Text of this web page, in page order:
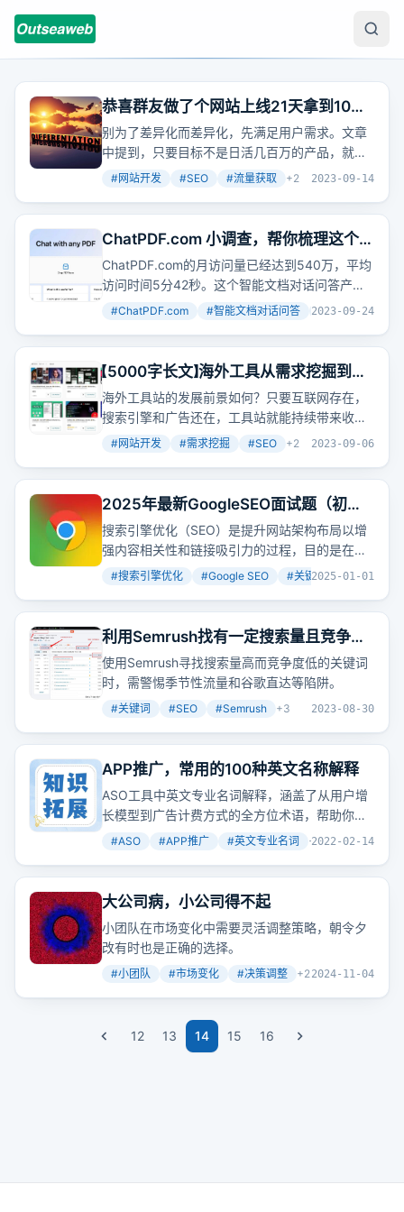
恭喜群友做了个网站上线21天拿到10万
日PV，又花了13天变成了20万日PV
别为了差异化而差异化，先满足用户需求。文章
中提到，只要目标不是日活几百万的产品，就无
需刻意追求差异化。用户需求明确，通过搜索词
#网站开发 #SEO #流量获取 +2 2023-09-14
ChatPDF.com 小调查，帮你梳理这个月
访问量540万的AI产品是如何爆火的
ChatPDF.com的月访问量已经达到540万，平均
访问时间5分42秒。这个智能文档对话问答产品
是如何在短短几个月内实现爆火的？文章通过梳
密。
#ChatPDF.com #智能文档对话问答 #流量分析
2023-09-24
【5000字长文】海外工具从需求挖掘到网
站制作全流程让你一篇文章学会
海外工具站的发展前景如何？只要互联网存在，
搜索引擎和广告还在，工具站就能持续带来收
益。关键在于提供真正有用的工具，让用户自发
得用户的青睐。
#网站开发 #需求挖掘 #SEO +2 2023-09-06
2025年最新GoogleSEO面试题（初级
版），你面试一定能用到！
搜索引擎优化（SEO）是提升网站架构布局以增
强内容相关性和链接吸引力的过程，目的是在搜
索引擎中获得更高排名。这种技术帮助企业在不
名，吸引最有价值的访问者。
#搜索引擎优化 #Google SEO #关键词研究 +2
2025-01-01
利用Semrush找有一定搜索量且竞争小
的关键词时容易遇到的一些陷阱
使用Semrush寻找搜索量高而竞争度低的关键词
时，需警惕季节性流量和谷歌直达等陷阱。
#关键词 #SEO #Semrush +3 2023-08-30
APP推广，常用的100种英文名称解释
ASO工具中英文专业名词解释，涵盖了从用户增
长模型到广告计费方式的全方位术语，帮助你在
推广APP时更加得心应手。
#ASO #APP推广 #英文专业名词 +2
2022-02-14
大公司病，小公司得不起
小团队在市场变化中需要灵活调整策略，朝令夕
改有时也是正确的选择。
#小团队 #市场变化 #决策调整 +22024-11-04
12 13 14 15 16